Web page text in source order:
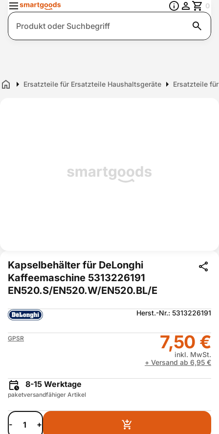
Suche
0
Home Ersatzteile für Ersatzteile Haushaltsgeräte Ersatzteile
Kapselbehälter für DeLonghi
Kaffeemaschine 5313226191
EN520.S/EN520.W/EN520.BL/E
Herst.-Nr.: 5313226191
GPSR 7,50 €
inkl. MwSt.
+ Versand ab 6,95 €
8-15 Werktage
paketversandfähiger Artikel
- +